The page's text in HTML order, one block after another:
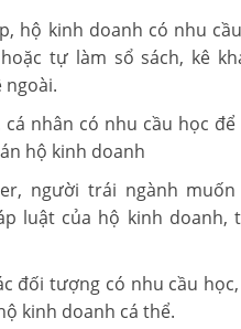
hộ kinh doanh có nhu
tự làm sổ sách, kê
ngoài.
cá nhân có nhu cầu học
hộ kinh doanh
người trái ngành
luật của hộ kinh doanh,
đối tượng có nhu cầu
kinh doanh cá thể.